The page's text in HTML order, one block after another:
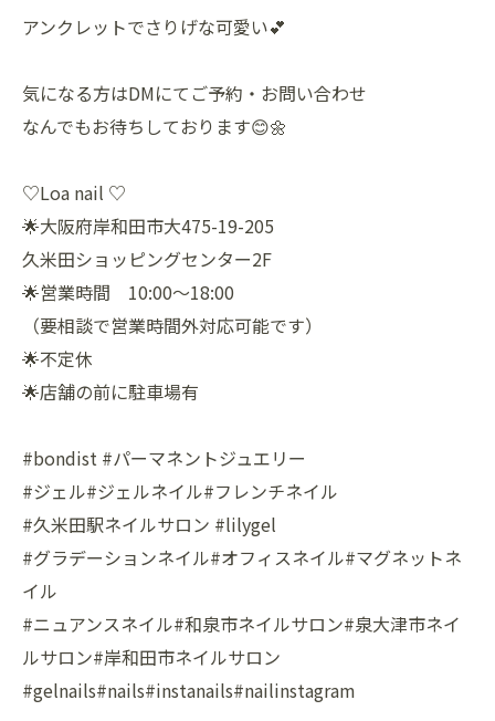
アンクレットでさりげな可愛い💕
気になる方はDMにてご予約・お問い合わせ
なんでもお待ちしております😊🌼
♡Loa nail ♡
🌟大阪府岸和田市大475-19-205
久米田ショッピングセンター2F
🌟営業時間 10:00〜18:00
（要相談で営業時間外対応可能です）
🌟不定休
🌟店舗の前に駐車場有
#bondist #パーマネントジュエリー
#ジェル#ジェルネイル#フレンチネイル
#久米田駅ネイルサロン #lilygel
#グラデーションネイル#オフィスネイル#マグネットネ
イル
#ニュアンスネイル#和泉市ネイルサロン#泉大津市ネイ
ルサロン#岸和田市ネイルサロン
#gelnails#nails#instanails#nailinstagram